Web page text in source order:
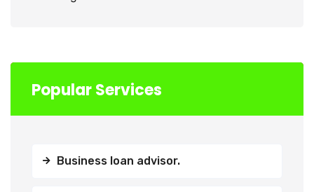
Popular Services
Business loan advisor.